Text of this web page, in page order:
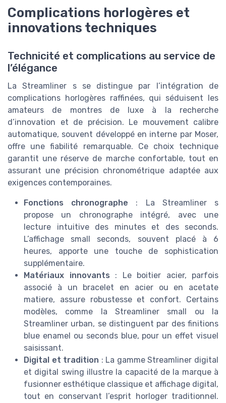
Complications horlogères et
innovations techniques
Technicité et complications au service de
l’élégance
La Streamliner s se distingue par l’intégration de
complications horlogères raffinées, qui séduisent les
amateurs de montres de luxe à la recherche
d’innovation et de précision. Le mouvement calibre
automatique, souvent développé en interne par Moser,
offre une fiabilité remarquable. Ce choix technique
garantit une réserve de marche confortable, tout en
assurant une précision chronométrique adaptée aux
exigences contemporaines.
Fonctions chronographe : La Streamliner s
propose un chronographe intégré, avec une
lecture intuitive des minutes et des seconds.
L’affichage small seconds, souvent placé à 6
heures, apporte une touche de sophistication
supplémentaire.
Matériaux innovants : Le boitier acier, parfois
associé à un bracelet en acier ou en acetate
matiere, assure robustesse et confort. Certains
modèles, comme la Streamliner small ou la
Streamliner urban, se distinguent par des finitions
blue enamel ou seconds blue, pour un effet visuel
saisissant.
Digital et tradition : La gamme Streamliner digital
et digital swing illustre la capacité de la marque à
fusionner esthétique classique et affichage digital,
tout en conservant l’esprit horloger traditionnel.